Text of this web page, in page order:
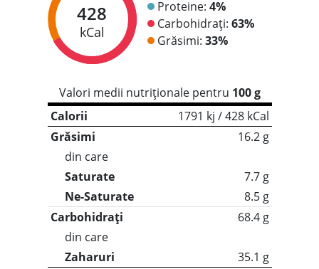
428
kCal
Proteine: 4%
Carbohidrați: 63%
Grăsimi: 33%
Valori medii nutriționale pentru 100 g
Calorii
1791 kj / 428 kCal
Grăsimi
16.2 g
din care
Saturate
7.7 g
Ne-Saturate
8.5 g
Carbohidrați
68.4 g
din care
Zaharuri
35.1 g